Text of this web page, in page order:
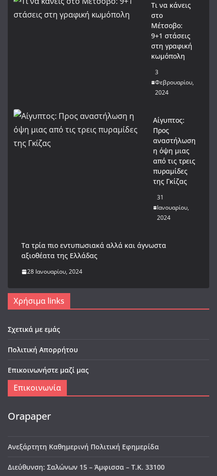
Τι να κάνεις
στο
Μέτσοβο:
9+1 στάσεις
στη γραφική
κωμόπολη
3
Φεβρουαρίου,
2024
Αίγυπτος:
Προς
αναστήλωση
η όψη μιας
από τις τρεις
πυραμίδες
της Γκίζας
31
Ιανουαρίου,
2024
Tα τρία πιο εντυπωσιακά αλλά και άγνωστα
αξιοθέατα της Ελλάδας
28 Ιανουαρίου, 2024
Χρήσιμα links
Σχετικά με εμάς
Πολιτική Απορρήτου
Επικοινωνήστε μαζί μας
Επικοινωνία
Orapaper
Ανεξάρτητη Καθημερινή Πολιτική Εφημερίδα
Διεύθυνση: Σαλώνων 15 – Άμφισσα – Τ.Κ. 33100